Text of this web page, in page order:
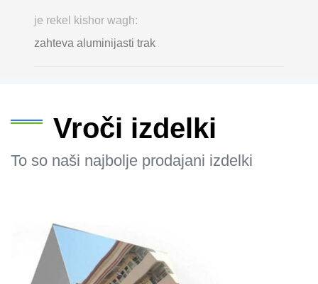
je rekel kishor wagh:
zahteva aluminijasti trak
Vroči izdelki
To so naši najbolje prodajani izdelki